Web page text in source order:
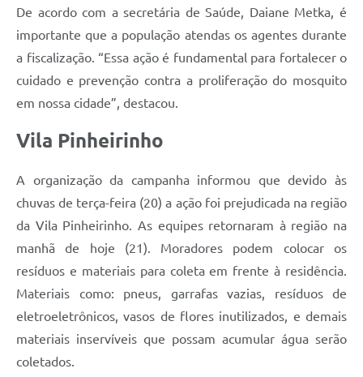
Agenda
Notícias
Briefing de Ações, Divulgações e Eventos
Solicitação de Remoção: Instituições Escolares
Contato
Telefones Úteis
De acordo com a secretária de Saúde, Daiane Metka, é
importante que a população atendas os agentes durante
a fiscalização. “Essa ação é fundamental para fortalecer o
cuidado e prevenção contra a proliferação do mosquito
em nossa cidade”, destacou.
Vila Pinheirinho
A organização da campanha informou que devido às
chuvas de terça-feira (20) a ação foi prejudicada na região
da Vila Pinheirinho. As equipes retornaram à região na
manhã de hoje (21). Moradores podem colocar os
resíduos e materiais para coleta em frente à residência.
Materiais como: pneus, garrafas vazias, resíduos de
eletroeletrônicos, vasos de flores inutilizados, e demais
materiais inservíveis que possam acumular água serão
coletados.